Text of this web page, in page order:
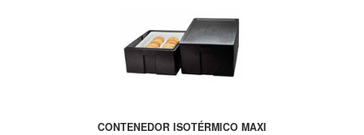
CONTENEDOR ISOTÉRMICO MAXI